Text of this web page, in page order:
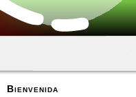
Saltar la navegación
Bienvenida